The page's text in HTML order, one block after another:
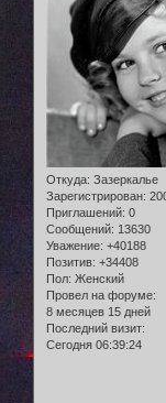
Откуда: Зазеркалье
Зарегистрирован:
Приглашений: 0
Сообщений: 13630
Уважение: +40188
Позитив: +34408
Пол: Женский
Провел на форуме:
8 месяцев 15 дней
Последний визит:
Сегодня 06:39:24